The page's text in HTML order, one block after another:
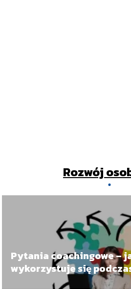
Rozwój
Pytania coachingowe –
wykorzystuje się
doradczych i